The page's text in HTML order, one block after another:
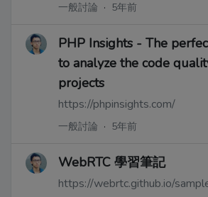
一般討論 · 5年前
PHP Insights - The
to analyze the code
projects
https://phpinsights.com/
一般討論 · 5年前
WebRTC 學習筆記
https://webrtc.github.io/